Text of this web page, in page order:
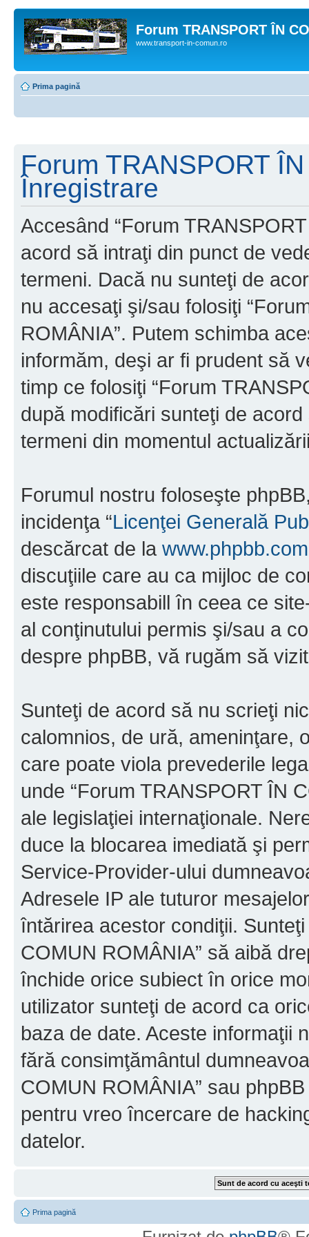
Forum TRANSPORT ÎN
www.transport-in-comun.ro
Prima pagină
Forum TRANSPORT
Înregistrare
Accesând “Forum
acord să intraţi din punct de
termeni. Dacă nu sunteţi de
nu accesaţi şi/sau folosiţi
ROMÂNIA”. Putem schimba
informăm, deşi ar fi prudent să
timp ce folosiţi “Forum
după modificări sunteţi de
termeni din momentul
Forumul nostru foloseşte
incidenţa “Licenţei Generală
descărcat de la www.phpbb.com
discuţiile care au ca mijloc de
este responsabill în ceea ce
al conţinutului permis şi/sau a
despre phpBB, vă rugăm să
Sunteţi de acord să nu scrieţi
calomnios, de ură, ameninţare,
care poate viola prevederile
unde “Forum TRANSPORT ÎN
ale legislaţiei internaţionale.
duce la blocarea imediată şi
Service-Provider-ului
Adresele IP ale tuturor
întărirea acestor condiţii.
COMUN ROMÂNIA” să aibă
închide orice subiect în orice
utilizator sunteţi de acord ca
baza de date. Aceste informaţii
fără consimţământul
COMUN ROMÂNIA” sau
pentru vreo încercare de
datelor.
Prima pagină